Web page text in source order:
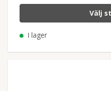
Välj
I lager